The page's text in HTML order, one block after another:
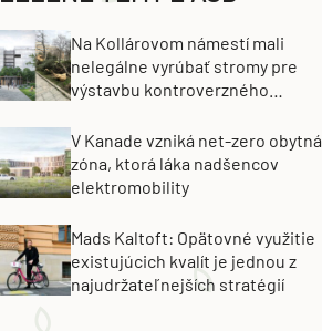
Na Kollárovom námestí mali
nelegálne vyrúbať stromy pre
výstavbu kontroverzného
popiera
V Kanade vzniká net-zero obytná
zóna, ktorá láka nadšencov
elektromobility
Mads Kaltoft: Opätovné využitie
existujúcich kvalít je jednou z
najudržateľnejších stratégií